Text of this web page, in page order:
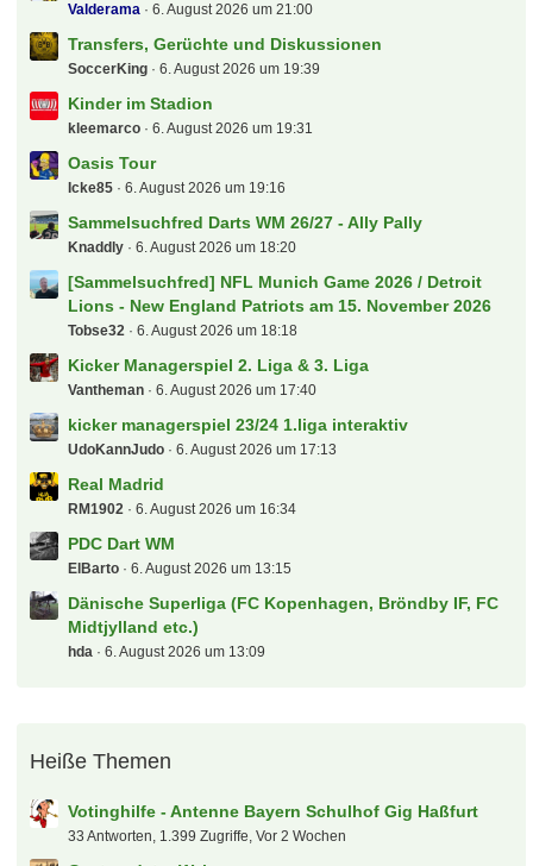
Valderama 6. August 2026 um 21:00
Transfers, Gerüchte und Diskussionen
SoccerKing 6. August 2026 um 19:39
Kinder im Stadion
kleemarco 6. August 2026 um 19:31
Oasis Tour
Icke85 6. August 2026 um 19:16
Sammelsuchfred Darts WM 26/27 - Ally Pally
Knaddly 6. August 2026 um 18:20
[Sammelsuchfred] NFL Munich Game 2026 / Detroit
Lions - New England Patriots am 15. November 2026
Tobse32 6. August 2026 um 18:18
Kicker Managerspiel 2. Liga & 3. Liga
Vantheman 6. August 2026 um 17:40
kicker managerspiel 23/24 1.liga interaktiv
UdoKannJudo 6. August 2026 um 17:13
Real Madrid
RM1902 6. August 2026 um 16:34
PDC Dart WM
ElBarto 6. August 2026 um 13:15
Dänische Superliga (FC Kopenhagen, Bröndby IF, FC
Midtjylland etc.)
hda 6. August 2026 um 13:09
Heiße Themen
Votinghilfe - Antenne Bayern Schulhof Gig Haßfurt
33 Antworten, 1.399 Zugriffe, Vor 2 Wochen